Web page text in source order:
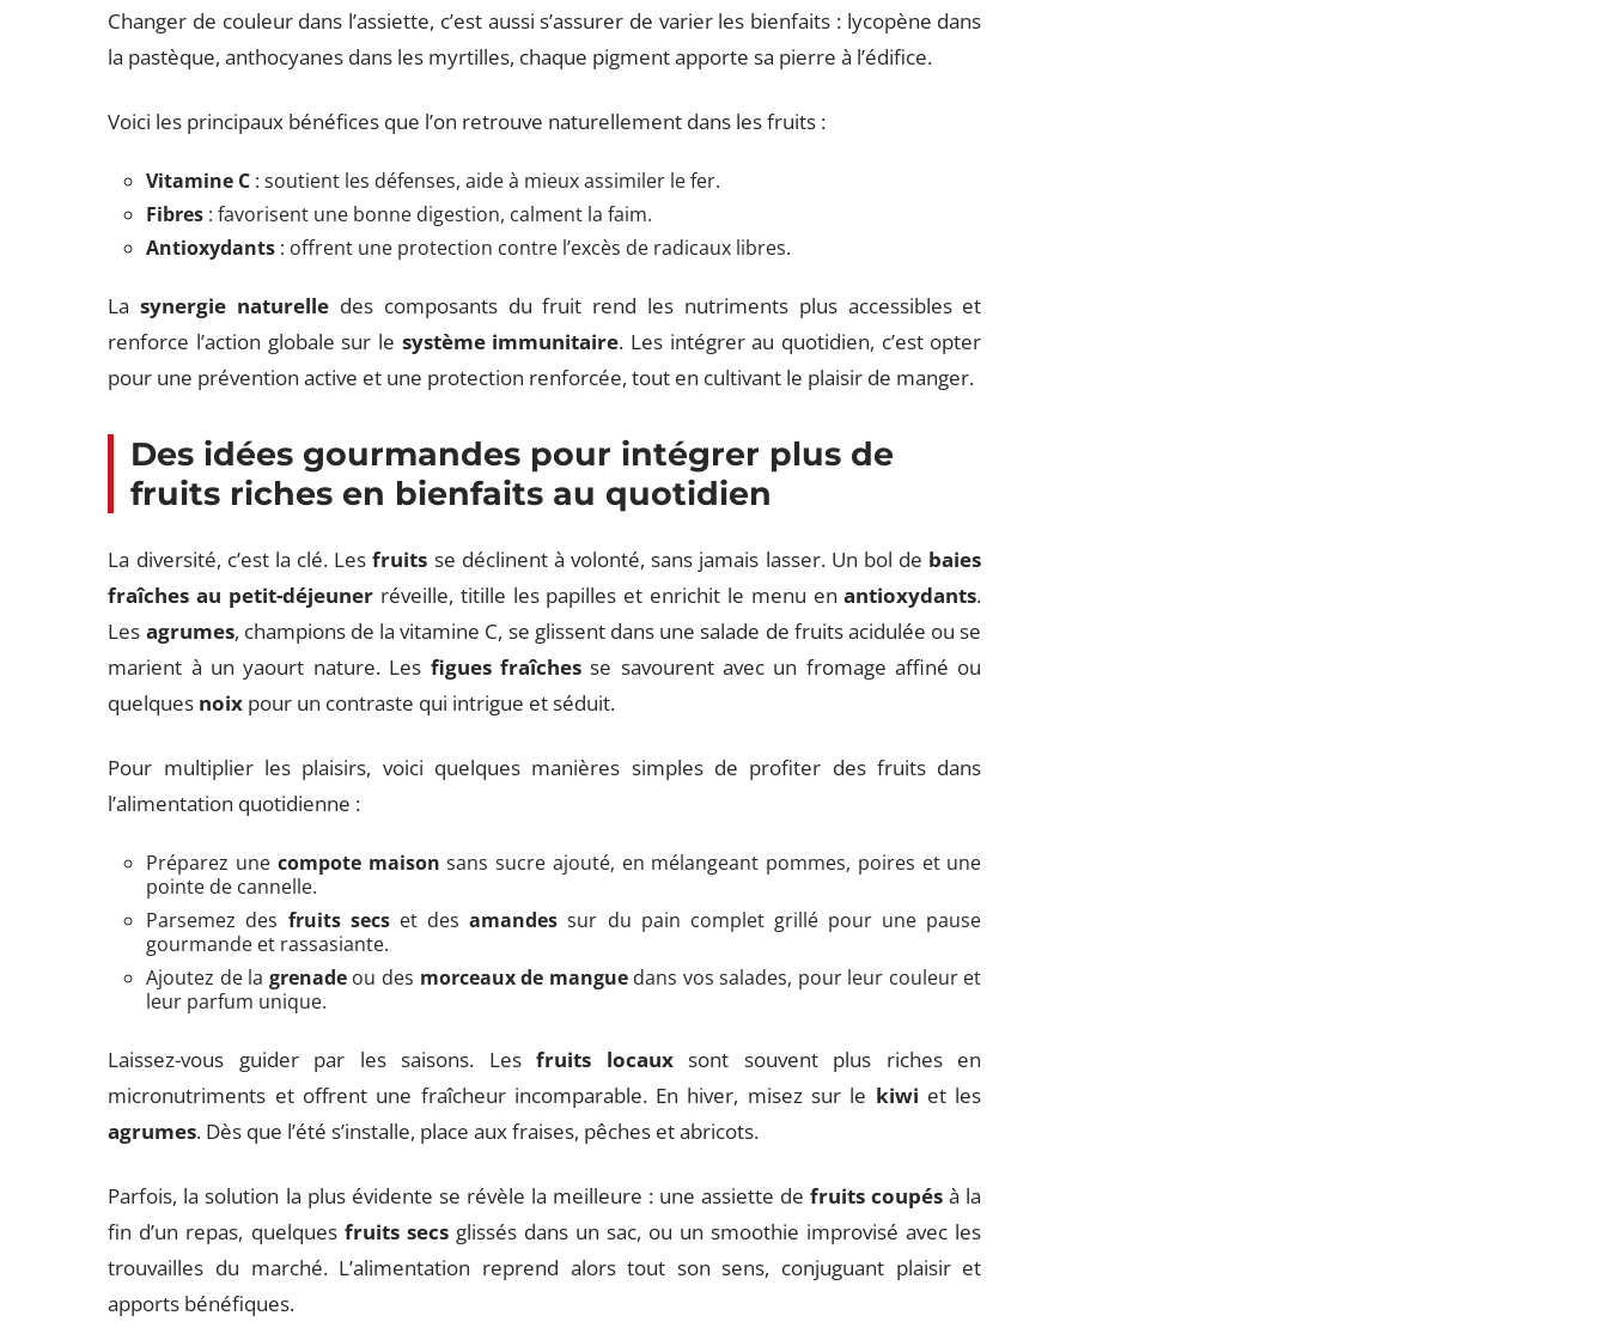
Changer de couleur dans l’assiette, c’est aussi s’assurer de varier les bienfaits : lycopène dans
la pastèque, anthocyanes dans les myrtilles, chaque pigment apporte sa pierre à l’édifice.
Voici les principaux bénéfices que l’on retrouve naturellement dans les fruits :
Vitamine C : soutient les défenses, aide à mieux assimiler le fer.
Fibres : favorisent une bonne digestion, calment la faim.
Antioxydants : offrent une protection contre l’excès de radicaux libres.
Lasynergie naturelle des composants du fruit rend les nutriments plus accessibles et
renforce l’action globale sur le système immunitaire. Les intégrer au quotidien, c’est opter
pour une prévention active et une protection renforcée, tout en cultivant le plaisir de manger.
Des idées gourmandes pour intégrer plus de
fruits riches en bienfaits au quotidien
La diversité, c’est la clé. Lesfruits se déclinent à volonté, sans jamais lasser. Un bol de baies
fraîches au petit-déjeuner réveille, titille les papilles et enrichit le menu enantioxydants.
Les agrumes, champions de la vitamine C, se glissent dans une salade de fruits acidulée ou se
marient à un yaourt nature. Les figues fraîchesse savourent avec un fromage affiné ou
quelques noix pour un contraste qui intrigue et séduit.
Pour multiplier les plaisirs, voici quelques manières simples de profiter des fruits dans
l’alimentation quotidienne :
Préparez une compote maison sans sucre ajouté, en mélangeant pommes, poires et une
pointe de cannelle.
Parsemez des fruits secset desamandes sur du pain complet grillé pour une pause
gourmande et rassasiante.
Ajoutez de la grenadeou des morceaux de manguedans vos salades, pour leur couleur et
leur parfum unique.
Laissez-vous guider par les saisons. Lesfruits locauxsont souvent plus riches en
micronutriments et offrent une fraîcheur incomparable. En hiver, misez sur le kiwi et les
agrumes. Dès que l’été s’installe, place aux fraises, pêches et abricots.
Parfois, la solution la plus évidente se révèle la meilleure : une assiette defruits coupés à la
fin d’un repas, quelques fruits secsglissés dans un sac, ou un smoothie improvisé avec les
trouvailles du marché. L’alimentation reprend alors tout son sens, conjuguant plaisir et
apports bénéfiques.